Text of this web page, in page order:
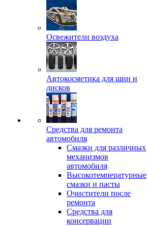
Освежители воздуха
Автокосметика для шин и
дисков
Средства для ремонта
автомобиля
Смазки для различных
механизмов
автомобиля
Высокотемпературные
смазки и пасты
Очистители после
ремонта
Средства для
консервации